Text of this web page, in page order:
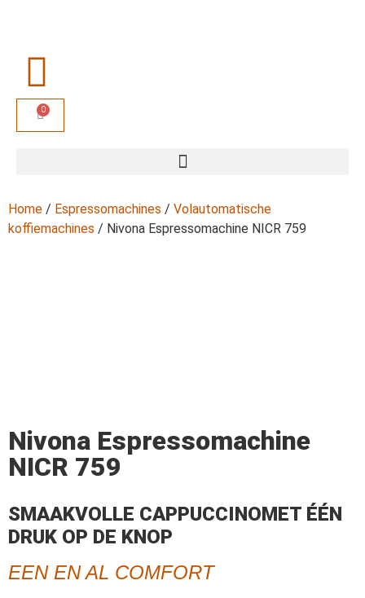
0
Home / Espressomachines / Volautomatische
koffiemachines / Nivona Espressomachine NICR 759
Nivona Espressomachine
NICR 759
SMAAKVOLLE CAPPUCCINOMET ÉÉN
DRUK OP DE KNOP
EEN EN AL COMFORT